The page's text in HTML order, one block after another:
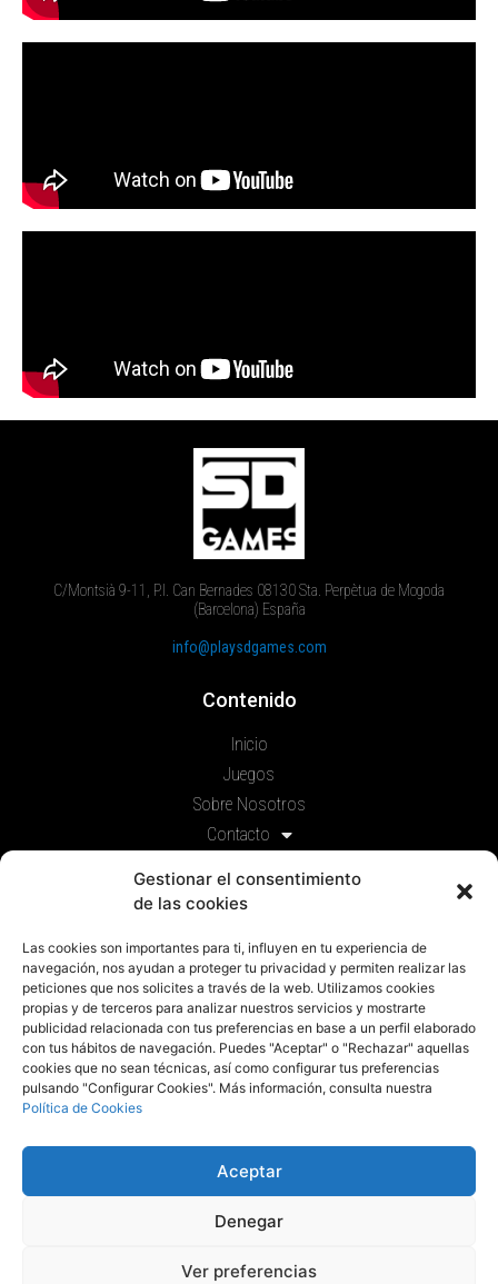
Gestionar el consentimiento
de las cookies
Las cookies son importantes para ti, influyen en tu experiencia de
navegación, nos ayudan a proteger tu privacidad y permiten realizar las
peticiones que nos solicites a través de la web. Utilizamos cookies
propias y de terceros para analizar nuestros servicios y mostrarte
publicidad relacionada con tus preferencias en base a un perfil elaborado
con tus hábitos de navegación. Puedes "Aceptar" o "Rechazar" aquellas
cookies que no sean técnicas, así como configurar tus preferencias
pulsando "Configurar Cookies". Más información, consulta nuestra
Política de Cookies
Aceptar
Denegar
Ver preferencias
C/Montsià 9-11, P.I. Can Bernades 08130 Sta. Perpètua de Mogoda
(Barcelona) España
info@playsdgames.com
Contenido
Inicio
Juegos
Sobre Nosotros
Contacto
Legal
Política de privacidad
Política de cookies
Aviso Legal
Componentes
Solicitud de componentes